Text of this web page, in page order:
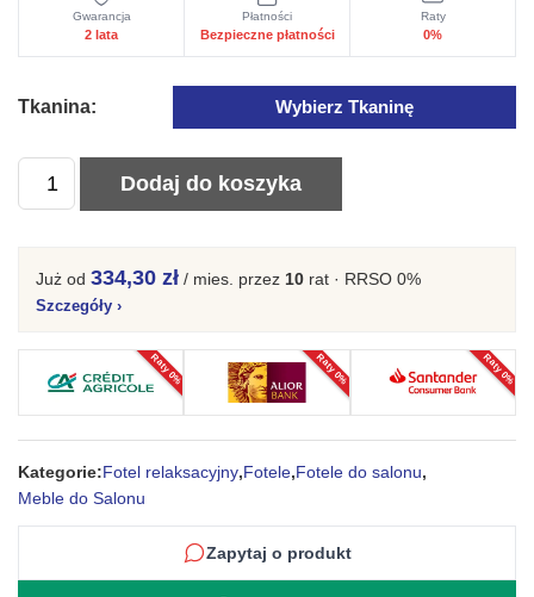
Gwarancja
2 lata
Płatności
Bezpieczne płatności
Raty
0%
Tkanina: Wybierz Tkaninę
ilość
Fotel
tapicerowany
drewniane
Dodaj do koszyka
Już od 334,30 zł / mies. przez 10 rat · RRSO 0%
Szczegóły ›
Raty 0% Raty 0% Raty 0%
Kategorie:Fotel relaksacyjny,Fotele,Fotele do salonu,
Meble do Salonu
Zapytaj o produkt